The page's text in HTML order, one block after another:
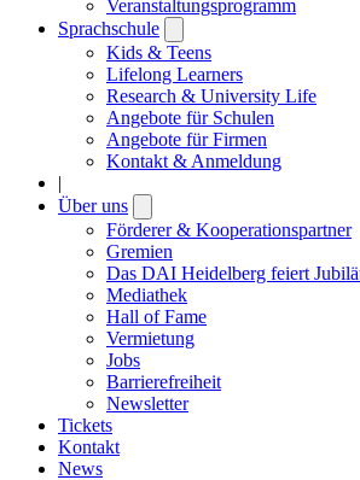
Veranstaltungsprogramm
Sprachschule
submenu
Kids & Teens
Lifelong Learners
Research & University Life
Angebote für Schulen
Angebote für Firmen
Kontakt & Anmeldung
|
Über uns
submenu
Förderer & Kooperationspartner
Gremien
Das DAI Heidelberg feiert
Mediathek
Hall of Fame
Vermietung
Jobs
Barrierefreiheit
Newsletter
Tickets
Kontakt
News